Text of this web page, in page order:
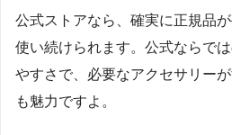
公式ストアなら、確実に正規品
使い続けられます。公式ならで
やすさで、必要なアクセサリー
も魅力ですよ。